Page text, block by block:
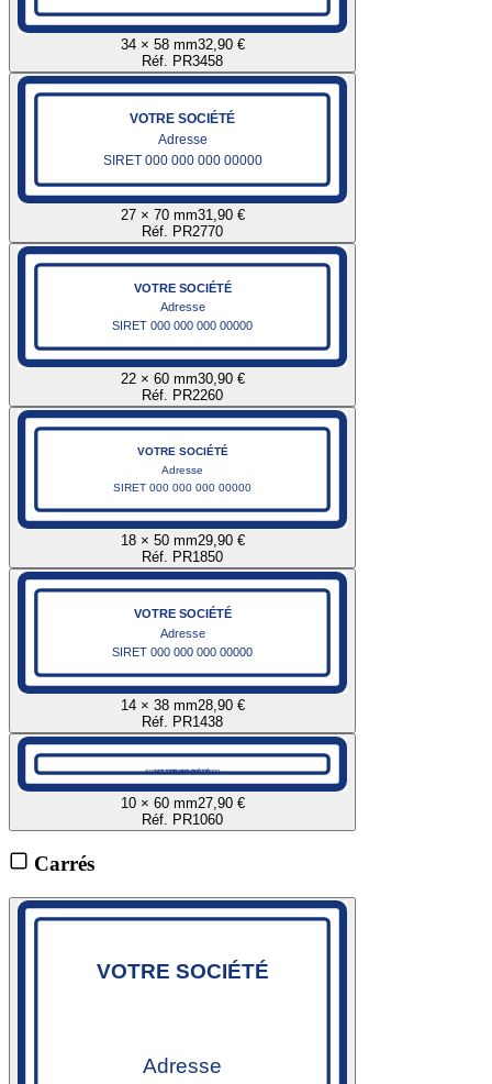
34 × 58 mm32,90 €
Réf. PR3458
VOTRE SOCIÉTÉ
Adresse
SIRET 000 000 000 00000
27 × 70 mm31,90 €
Réf. PR2770
VOTRE SOCIÉTÉ
Adresse
SIRET 000 000 000 00000
22 × 60 mm30,90 €
Réf. PR2260
VOTRE SOCIÉTÉ
Adresse
SIRET 000 000 000 00000
18 × 50 mm29,90 €
Réf. PR1850
VOTRE SOCIÉTÉ
Adresse
SIRET 000 000 000 00000
14 × 38 mm28,90 €
Réf. PR1438
VOTRE SOCIÉTÉ
Adresse
SIRET 000 000 000 00000
10 × 60 mm27,90 €
Réf. PR1060
Carrés
VOTRE SOCIÉTÉ
Adresse